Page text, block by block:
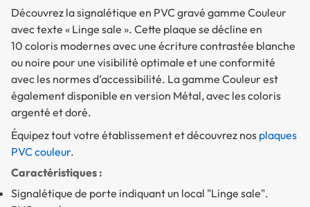
Découvrez la signalétique en PVC gravé gamme Couleur
avec texte « Linge sale ». Cette plaque se décline en
10 coloris modernes avec une écriture contrastée blanche
ou noire pour une visibilité optimale et une conformité
avec les normes d’accessibilité. La gamme Couleur est
également disponible en version Métal, avec les coloris
argenté et doré.
Équipez tout votre établissement et découvrez nos plaques
PVC couleur.
Caractéristiques :
Signalétique de porte indiquant un local "Linge sale".